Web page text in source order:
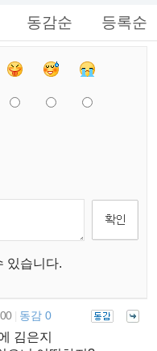
동감순 등록순
있습니다.
동감 0
김은지